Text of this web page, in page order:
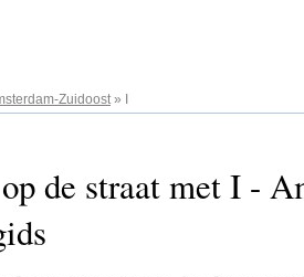
Zuidoost»
de straat met I -